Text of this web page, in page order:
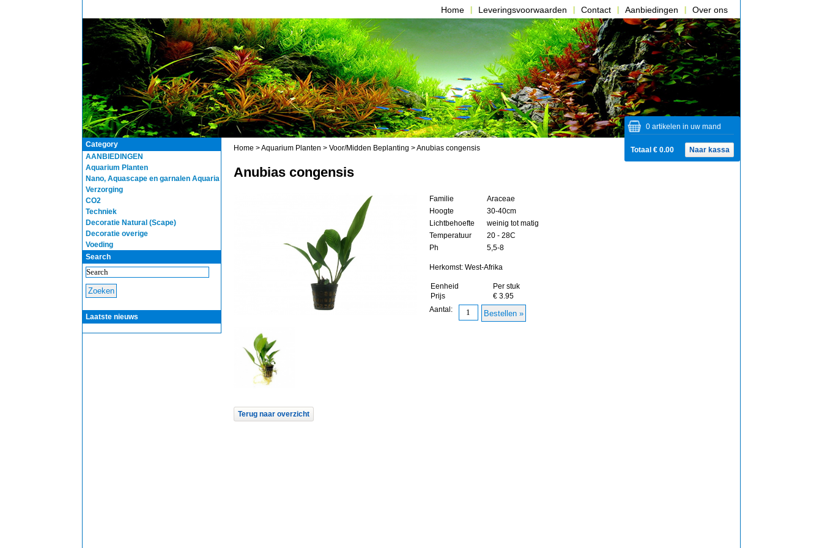
Home Leveringsvoorwaarden Contact Aanbiedingen Over ons
Category
AANBIEDINGEN
Aquarium Planten
Nano, Aquascape en garnalen Aquaria
Verzorging
CO2
Techniek
Decoratie Natural (Scape)
Decoratie overige
Voeding
Search
Laatste nieuws
0 artikelen in uw mand
Totaal € 0.00 Naar kassa
Home >Aquarium Planten > Voor/Midden Beplanting > Anubias congensis
Anubias congensis
Familie
Araceae
Hoogte
30-40cm
Lichtbehoefte
weinig tot matig
Temperatuur
20 - 28C
Ph
5,5-8
Herkomst: West-Afrika
Eenheid
Per stuk
Prijs
€ 3.95
Aantal:
Terug naar overzicht